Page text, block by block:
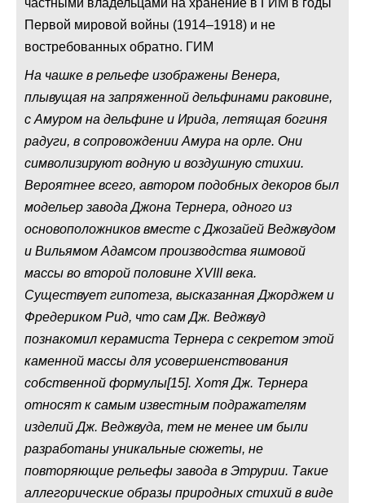
частными владельцами на хранение в ГИМ в годы
Первой мировой войны (1914–1918) и не
востребованных обратно. ГИМ
На чашке в рельефе изображены Венера,
плывущая на запряженной дельфинами раковине,
с Амуром на дельфине и Ирида, летящая богиня
радуги, в сопровождении Амура на орле. Они
символизируют водную и воздушную стихии.
Вероятнее всего, автором подобных декоров был
модельер завода Джона Тернера, одного из
основоположников вместе с Джозайей Веджвудом
и Вильямом Адамсом производства яшмовой
массы во второй половине XVIII века.
Существует гипотеза, высказанная Джорджем и
Фредериком Рид, что сам Дж. Веджвуд
познакомил керамиста Тернера с секретом этой
каменной массы для усовершенствования
собственной формулы[15]. Хотя Дж. Тернера
относят к самым известным подражателям
изделий Дж. Веджвуда, тем не менее им были
разработаны уникальные сюжеты, не
повторяющие рельефы завода в Этрурии. Такие
аллегорические образы природных стихий в виде